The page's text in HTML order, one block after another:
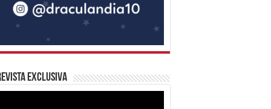
Exclusiva